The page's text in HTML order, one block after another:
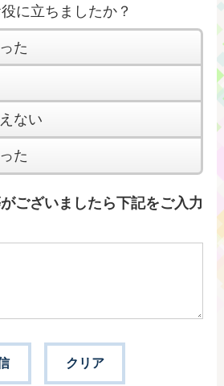
に立ちましたか？
た
ない
た
ございましたら下記をご入力